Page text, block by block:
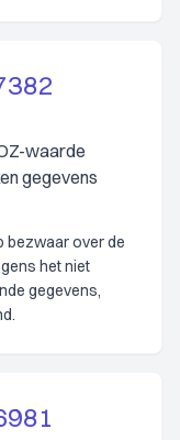
waarde
gegevens
bezwaar over de
het niet
gegevens,